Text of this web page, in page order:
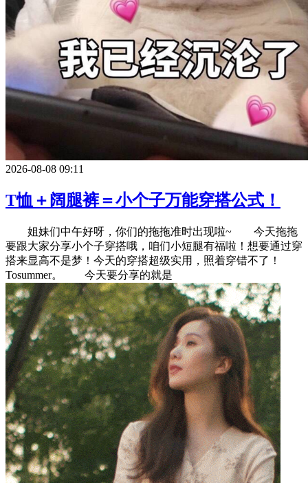
2026-08-08 09:11
T恤＋阔腿裤＝小个子万能穿搭公式！
姐妹们中午好呀，你们的拖拖准时出现啦~ 今天拖拖
要跟大家分享小个子穿搭哦，咱们小短腿有福啦！想要通过穿
搭来显高不是梦！今天的穿搭超级实用，照着穿错不了！
Tosummer。 今天要分享的就是